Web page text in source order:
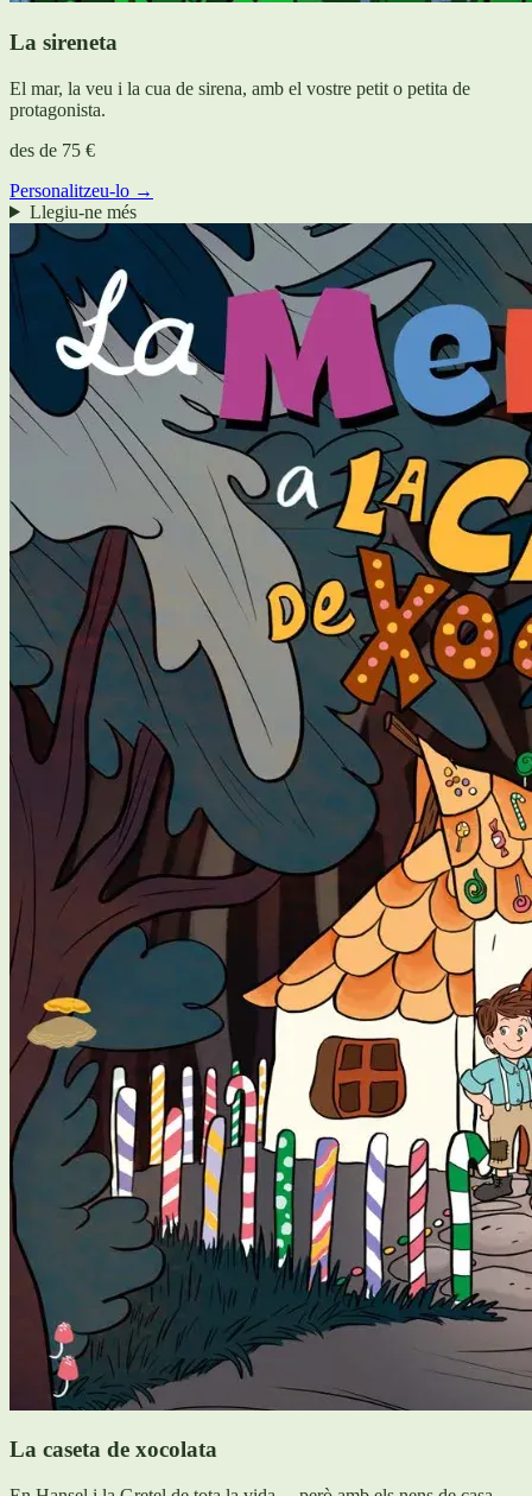
La sireneta
El mar, la veu i la cua de sirena, amb el vostre petit o petita de
protagonista.
des de 75 €
Personalitzeu-lo →
Llegiu-ne més
La caseta de xocolata